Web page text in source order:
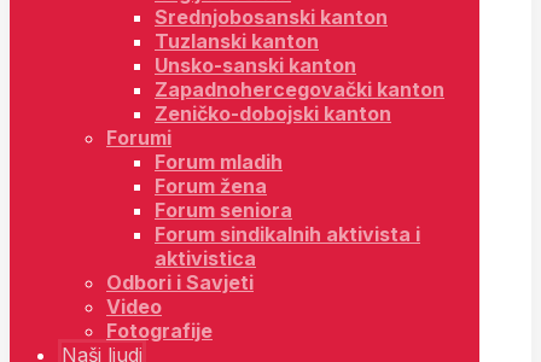
Srednjobosanski kanton
Tuzlanski kanton
Unsko-sanski kanton
Zapadnohercegovački kanton
Zeničko-dobojski kanton
Forumi
Forum mladih
Forum žena
Forum seniora
Forum sindikalnih aktivista i
aktivistica
Odbori i Savjeti
Video
Fotografije
Naši ljudi